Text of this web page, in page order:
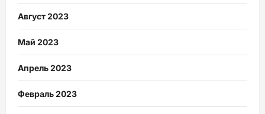
Август 2023
Май 2023
Апрель 2023
Февраль 2023